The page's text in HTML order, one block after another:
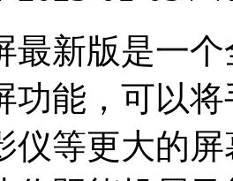
最新版是一
功能，可以
仪等更大的